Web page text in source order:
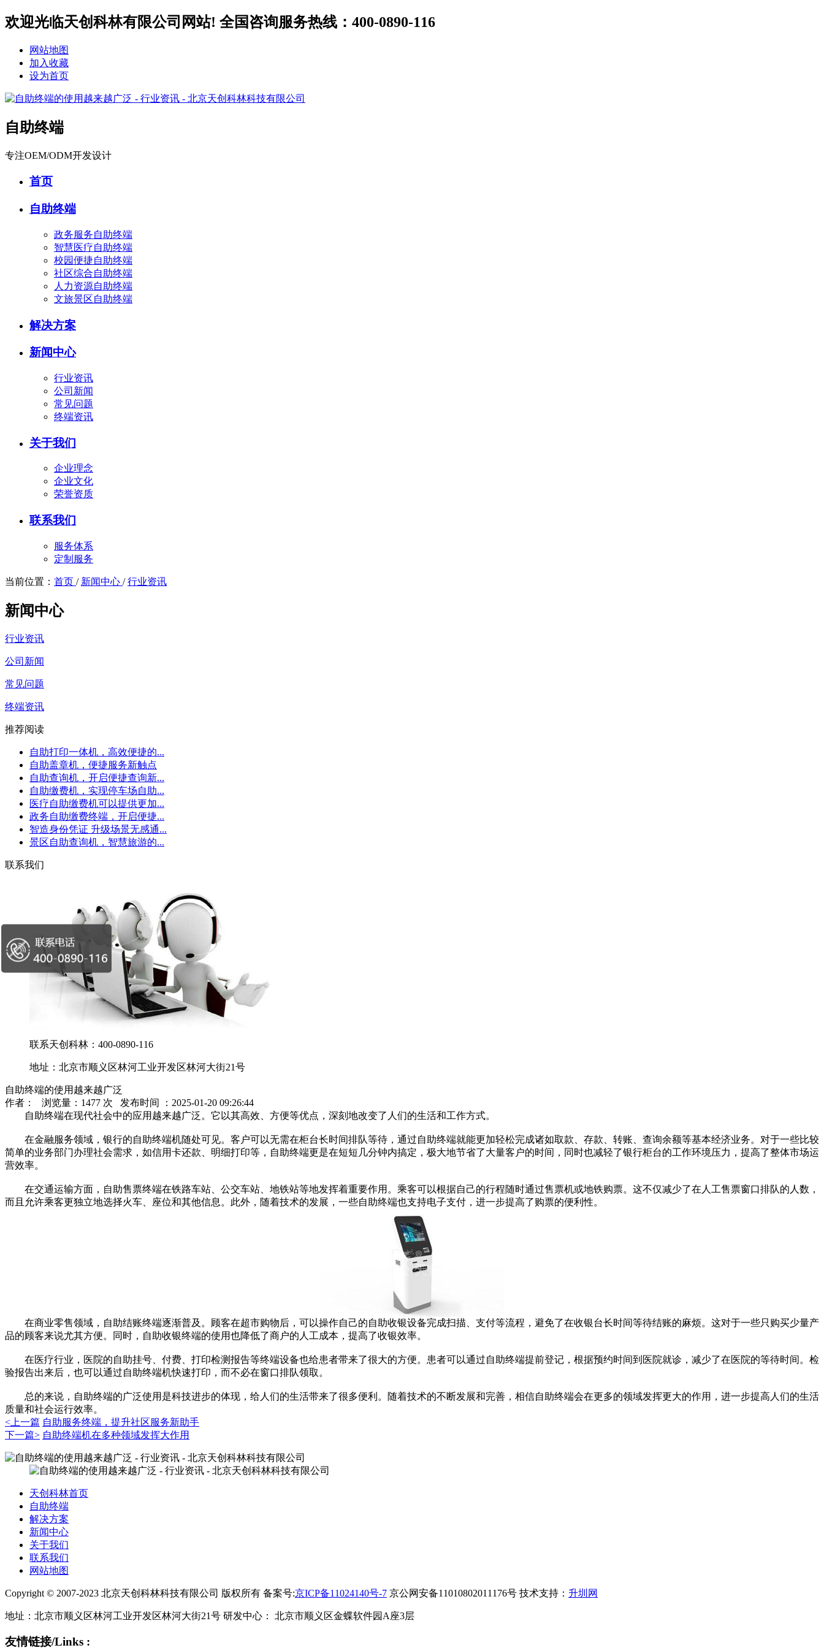
欢迎光临天创科林有限公司网站! 全国咨询服务热线：400-0890-116
网站地图
加入收藏
设为首页
自助终端
专注OEM/ODM开发设计
首页
自助终端
政务服务自助终端
智慧医疗自助终端
校园便捷自助终端
社区综合自助终端
人力资源自助终端
文旅景区自助终端
解决方案
新闻中心
行业资讯
公司新闻
常见问题
终端资讯
关于我们
企业理念
企业文化
荣誉资质
联系我们
服务体系
定制服务
当前位置： 首页 / 新闻中心 /行业资讯
新闻中心
行业资讯
公司新闻
常见问题
终端资讯
推荐阅读
自助打印一体机，高效便捷的...
自助盖章机，便捷服务新触点
自助查询机，开启便捷查询新...
自助缴费机，实现停车场自助...
医疗自助缴费机可以提供更加...
政务自助缴费终端，开启便捷...
智造身份凭证 升级场景无感通...
景区自助查询机，智慧旅游的...
联系我们
联系天创科林：400-0890-116
地址：北京市顺义区林河工业开发区林河大街21号
自助终端的使用越来越广泛
作者： 浏览量：1477 次 发布时间 ：2025-01-20 09:26:44
自助终端在现代社会中的应用越来越广泛。它以其高效、方便等优点，深刻地改变了人们的生活和工作方式。
在金融服务领域，银行的自助终端机随处可见。客户可以无需在柜台长时间排队等待，通过自助终端就能更加轻松完成诸如取款、存款、转账、查询余额等基本经济业务。对于一些比较
简单的业务部门办理社会需求，如信用卡还款、明细打印等，自助终端更是在短短几分钟内搞定，极大地节省了大量客户的时间，同时也减轻了银行柜台的工作环境压力，提高了整体市场运
营效率。
在交通运输方面，自助售票终端在铁路车站、公交车站、地铁站等地发挥着重要作用。乘客可以根据自己的行程随时通过售票机或地铁购票。这不仅减少了在人工售票窗口排队的人数，
而且允许乘客更独立地选择火车、座位和其他信息。此外，随着技术的发展，一些自助终端也支持电子支付，进一步提高了购票的便利性。
在商业零售领域，自助结账终端逐渐普及。顾客在超市购物后，可以操作自己的自助收银设备完成扫描、支付等流程，避免了在收银台长时间等待结账的麻烦。这对于一些只购买少量产
品的顾客来说尤其方便。同时，自助收银终端的使用也降低了商户的人工成本，提高了收银效率。
在医疗行业，医院的自助挂号、付费、打印检测报告等终端设备也给患者带来了很大的方便。患者可以通过自助终端提前登记，根据预约时间到医院就诊，减少了在医院的等待时间。检
验报告出来后，也可以通过自助终端机快速打印，而不必在窗口排队领取。
总的来说，自助终端的广泛使用是科技进步的体现，给人们的生活带来了很多便利。随着技术的不断发展和完善，相信自助终端会在更多的领域发挥更大的作用，进一步提高人们的生活
质量和社会运行效率。
<上一篇 自助服务终端，提升社区服务新助手
下一篇> 自助终端机在多种领域发挥大作用
天创科林首页
自助终端
解决方案
新闻中心
关于我们
联系我们
网站地图
Copyright © 2007-2023 北京天创科林科技有限公司 版权所有 备案号:京ICP备11024140号-7 京公网安备11010802011176号 技术支持： 升圳网
地址：北京市顺义区林河工业开发区林河大街21号 研发中心： 北京市顺义区金蝶软件园A座3层
友情链接/Links :